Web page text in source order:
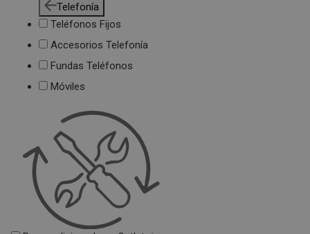
Telefonía
Teléfonos Fijos
Accesorios Telefonía
Fundas Teléfonos
Móviles